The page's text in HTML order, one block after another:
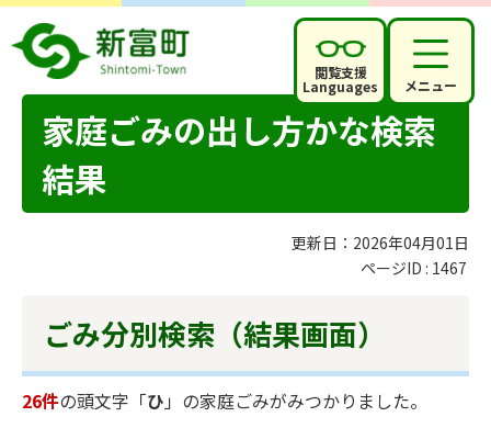
閲覧支援
Languages メニュー
家庭ごみの出し方かな検索
結果
更新日：2026年04月01日
ページID : 1467
ごみ分別検索 （結果画面）
26件の頭文字「ひ 」の家庭ごみがみつかりました。